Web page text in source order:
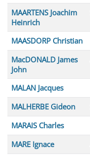
MAARTENS Joachim
Heinrich
MAASDORP Christian
MacDONALD James
John
MALAN Jacques
MALHERBE Gideon
MARAIS Charles
MARE Ignace